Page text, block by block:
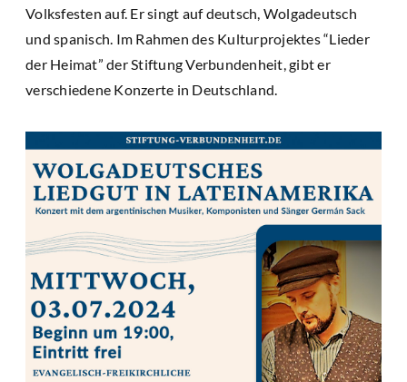
Volksfesten auf. Er singt auf deutsch, Wolgadeutsch
und spanisch. Im Rahmen des Kulturprojektes “Lieder
der Heimat” der Stiftung Verbundenheit, gibt er
verschiedene Konzerte in Deutschland.